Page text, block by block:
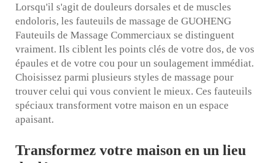
Lorsqu'il s'agit de douleurs dorsales et de muscles
endoloris, les fauteuils de massage de GUOHENG
Fauteuils de Massage Commerciaux se distinguent
vraiment. Ils ciblent les points clés de votre dos, de vos
épaules et de votre cou pour un soulagement immédiat.
Choisissez parmi plusieurs styles de massage pour
trouver celui qui vous convient le mieux. Ces fauteuils
spéciaux transforment votre maison en un espace
apaisant.
Transformez votre maison en un lieu